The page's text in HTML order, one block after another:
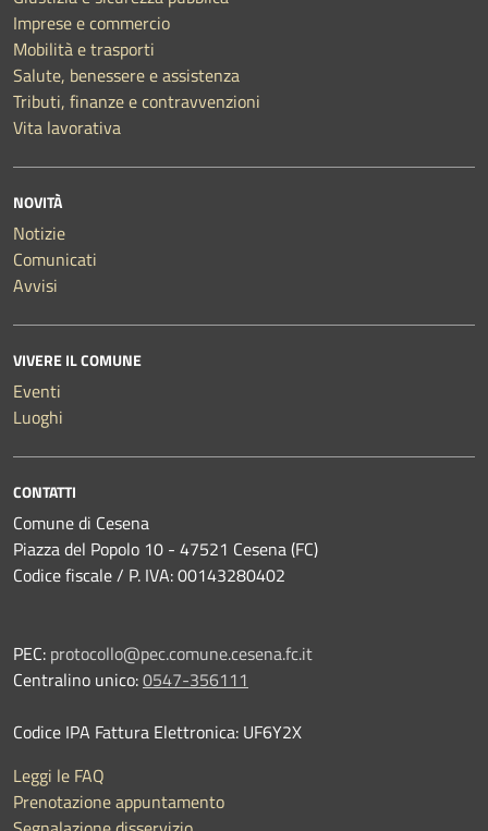
Imprese e commercio
Mobilità e trasporti
Salute, benessere e assistenza
Tributi, finanze e contravvenzioni
Vita lavorativa
NOVITÀ
Notizie
Comunicati
Avvisi
VIVERE IL COMUNE
Eventi
Luoghi
CONTATTI
Comune di Cesena
Piazza del Popolo 10 - 47521 Cesena (FC)
Codice fiscale / P. IVA: 00143280402
PEC: protocollo@pec.comune.cesena.fc.it
Centralino unico:0547-356111
Codice IPA Fattura Elettronica: UF6Y2X
Leggi le FAQ
Prenotazione appuntamento